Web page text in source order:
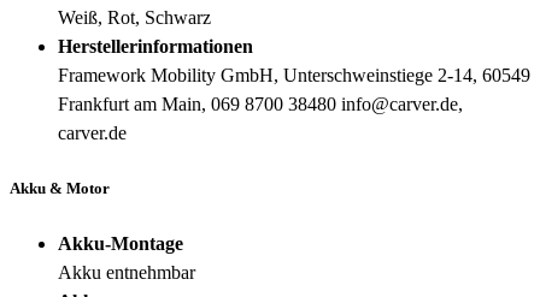
Weiß, Rot, Schwarz
Herstellerinformationen
Framework Mobility GmbH, Unterschweinstiege 2-14, 60549
Frankfurt am Main, 069 8700 38480 info@carver.de,
carver.de
Akku & Motor
Akku-Montage
Akku entnehmbar